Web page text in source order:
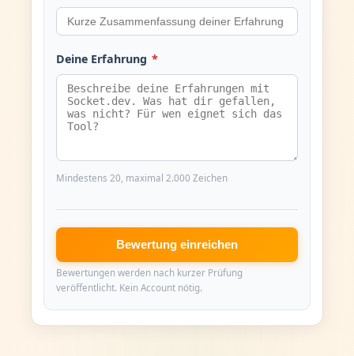
Deine Erfahrung *
Mindestens 20, maximal 2.000 Zeichen
Bewertung einreichen
Bewertungen werden nach kurzer Prüfung
veröffentlicht. Kein Account nötig.